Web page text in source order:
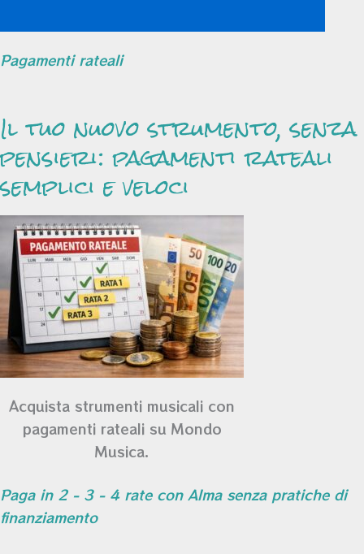
Pagamenti rateali
Il tuo nuovo strumento, senza
pensieri: pagamenti rateali
semplici e veloci
Acquista strumenti musicali con
pagamenti rateali su Mondo
Musica.
Paga in 2 - 3 - 4 rate con Alma senza pratiche di
finanziamento